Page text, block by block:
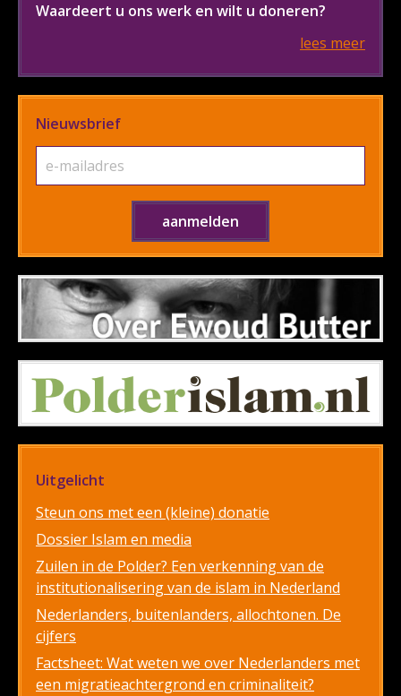
Waardeert u ons werk en wilt u doneren?
lees meer
Nieuwsbrief
Uitgelicht
Steun ons met een (kleine) donatie
Dossier Islam en media
Zuilen in de Polder? Een verkenning van de
institutionalisering van de islam in Nederland
Nederlanders, buitenlanders, allochtonen. De
cijfers
Factsheet: Wat weten we over Nederlanders met
een migratieachtergrond en criminaliteit?